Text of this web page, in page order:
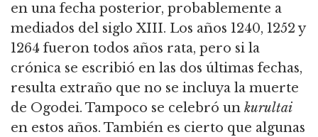
en una fecha posterior, probablemente a
mediados del siglo XIII. Los años 1240, 1252 y
1264 fueron todos años rata, pero si la
crónica se escribió en las dos últimas fechas,
resulta extraño que no se incluya la muerte
de Ogodei. Tampoco se celebró un kurultai
en estos años. También es cierto que algunas